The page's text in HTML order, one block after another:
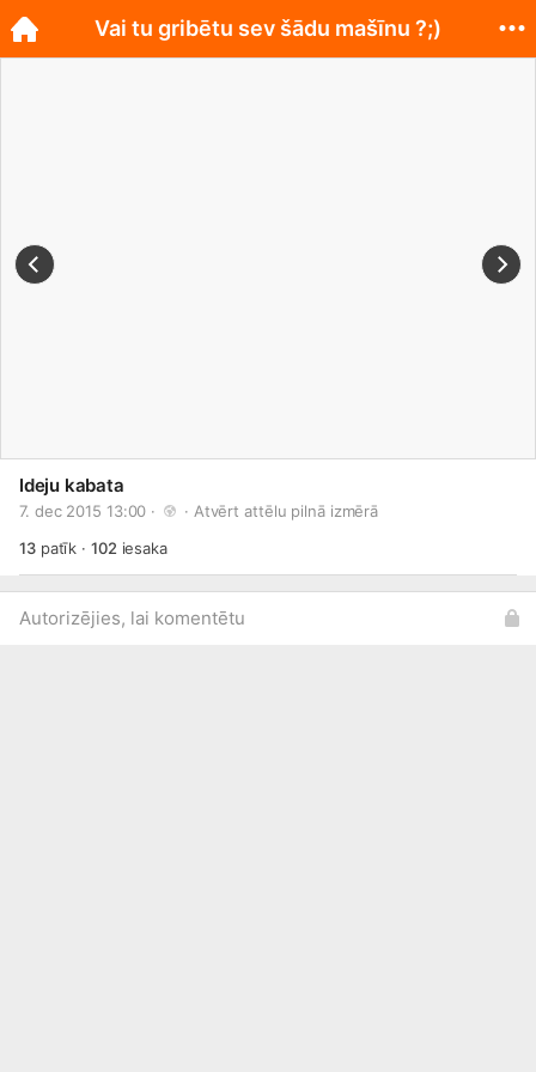
Ideju kabata
7. dec 2015 13:00 · · Atvērt attēlu pilnā izmērā
13patīk · 102 iesaka
Autorizējies, lai komentētu
Vai tu gribētu sev šādu mašīnu ?;)